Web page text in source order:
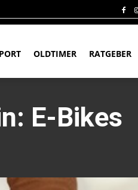
OLDTIMER RATGEBER
E-Bikes